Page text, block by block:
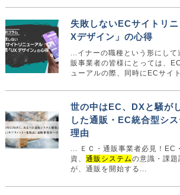
失敗しないECサイトリ
Xデザイン」の心得
...イナーの職種という形にし
販事業者の皆様にとっては、
ューアルの際、同時にECサイ
世の中はEC、DXと騒が
した通販・EC統合型シ
理由
... ＥＣ・通販事業者必見！EC
資、通販システムの意識・課題
が、通販を開始する...